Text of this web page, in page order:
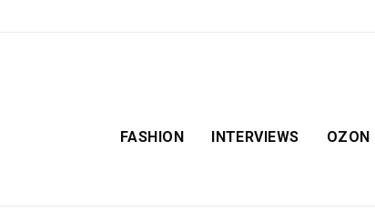
FASHION INTERVIEWS OZON